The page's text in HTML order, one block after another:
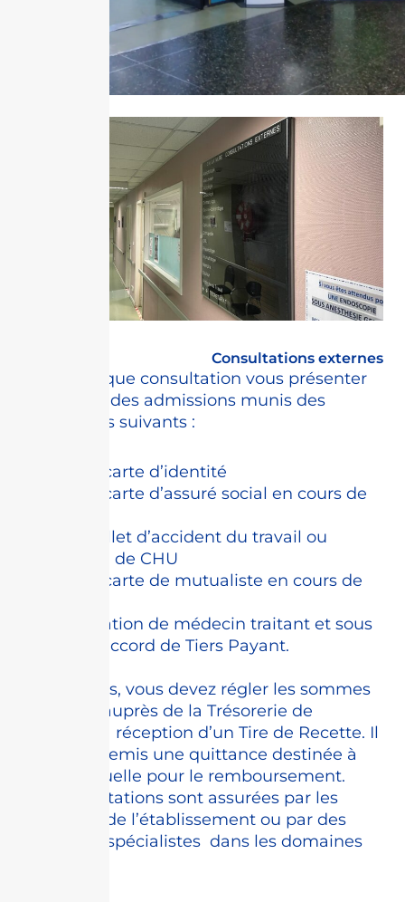
Consultations externes
Avant chaque consultation vous présenter
au bureau des admissions munis des
documents suivants :
– votre carte d’identité
– votre carte d’assuré social en cours de
– le feuillet d’accident du travail ou
attestation de CHU
– votre carte de mutualiste en cours de
– déclaration de médecin traitant et sous
réserve d’accord de Tiers Payant.
Selon le cas, vous devez régler les sommes
restantes auprès de la Trésorerie de
Grenoble à réception d’un Tire de Recette. Il
vous sera remis une quittance destinée à
votre mutuelle pour le remboursement.
Les consultations sont assurées par les
praticiens de l’établissement ou par des
médecins spécialistes dans les domaines